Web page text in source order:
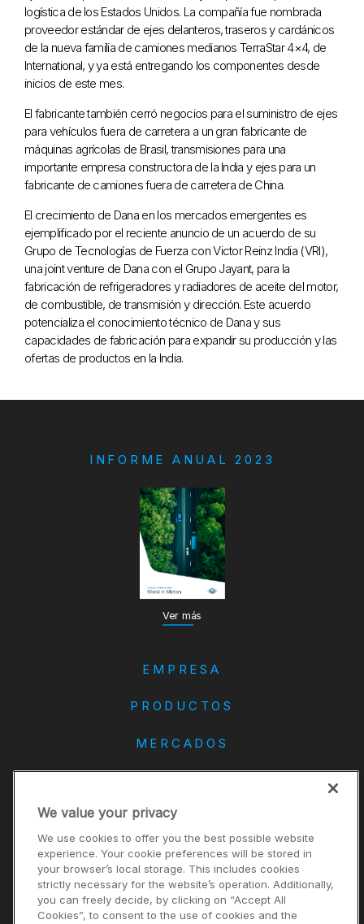
logística de los Estados Unidos. La compañía fue nombrada
proveedor estándar de ejes delanteros, traseros y cardánicos
de la nueva familia de camiones medianos TerraStar 4×4, de
International, y ya está entregando los componentes desde
inicios de este mes.
El fabricante también cerró negocios para el suministro de ejes
para vehículos fuera de carretera a un gran fabricante de
máquinas agrícolas de Brasil, transmisiones para una
importante empresa constructora de la India y ejes para un
fabricante de camiones fuera de carretera de China.
El crecimiento de Dana en los mercados emergentes es
ejemplificado por el reciente anuncio de un acuerdo de su
Grupo de Tecnologías de Fuerza con Victor Reinz India (VRI),
una joint venture de Dana con el Grupo Jayant, para la
fabricación de refrigeradores y radiadores de aceite del motor,
de combustible, de transmisión y dirección. Este acuerdo
potencializa el conocimiento técnico de Dana y sus
capacidades de fabricación para expandir su producción y las
ofertas de productos en la India.
INFORME ANUAL 2023
Ver más
EMPRESA
PRODUCTOS
MERCADOS
CONTACTO
Carreras
Inversores
Noticias
We value your privacy
We use cookies to offer you the best possible website
experience. Your cookie preferences will be stored in
your browser’s local storage. This includes cookies
strictly necessary for the website’s operation. Additionally,
you can freely decide, by clicking on “Accept All
Cookies”, to consent to the use of cookies and the